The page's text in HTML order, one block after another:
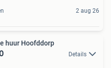
2 aug 26
huur Hoofddorp
Details